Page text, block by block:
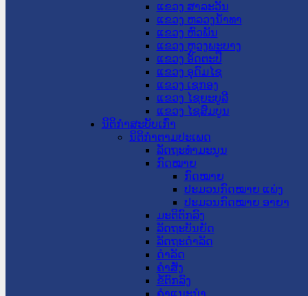
ແຂວງ ສາລະວັນ
ແຂວງ ຫລວງນໍ້າທາ
ແຂວງ ຫົວພັນ
ແຂວງ ຫຼວງພະບາງ
ແຂວງ ອັດຕະປື
ແຂວງ ອຸດົມໄຊ
ແຂວງ ເຊກອງ
ແຂວງ ໄຊຍະບູລີ
ແຂວງ ໄຊສົມບູນ
ນິຕິກໍາສະບັບເກົ່າ
ນິຕິກຳຕາມປະເພດ
ລັດຖະທໍາມະນູນ
ກົດໝາຍ
ກົດໝາຍ
ປະມວນກົດໝາຍ ແພ່ງ
ປະມວນກົດໝາຍ ອາຍາ
ມະຕິຕົກລົງ
ລັດຖະບັນຍັດ
ລັດຖະດໍາລັດ
ດໍາລັດ
ຄໍາສັ່ງ
ຂໍ້ຕົກລົງ
ຄໍາແນະນໍາ